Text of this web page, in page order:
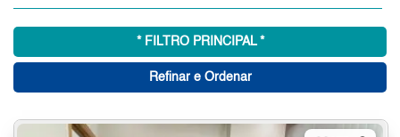
* FILTRO PRINCIPAL *
Refinar e Ordenar